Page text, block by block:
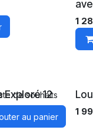
1
12
au panier
de souhaits
1